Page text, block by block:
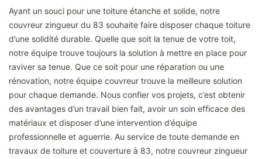
Ayant un souci pour une toiture étanche et solide, notre
couvreur zingueur du 83 souhaite faire disposer chaque toiture
d’une solidité durable. Quelle que soit la tenue de votre toit,
notre équipe trouve toujours la solution à mettre en place pour
raviver sa tenue. Que ce soit pour une réparation ou une
rénovation, notre équipe couvreur trouve la meilleure solution
pour chaque demande. Nous confier vos projets, c’est obtenir
des avantages d’un travail bien fait, avoir un soin efficace des
matériaux et disposer d’une intervention d’équipe
professionnelle et aguerrie. Au service de toute demande en
travaux de toiture et couverture à 83, notre couvreur zingueur